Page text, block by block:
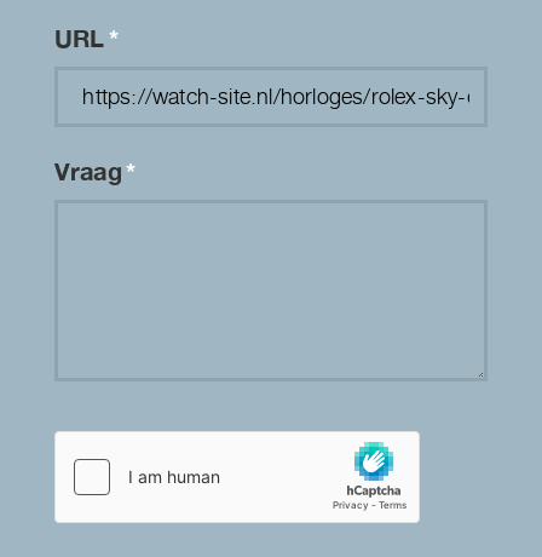
URL*
Vraag*